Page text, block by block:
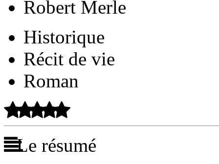
Robert Merle
Historique
Récit de vie
Roman
Le résumé